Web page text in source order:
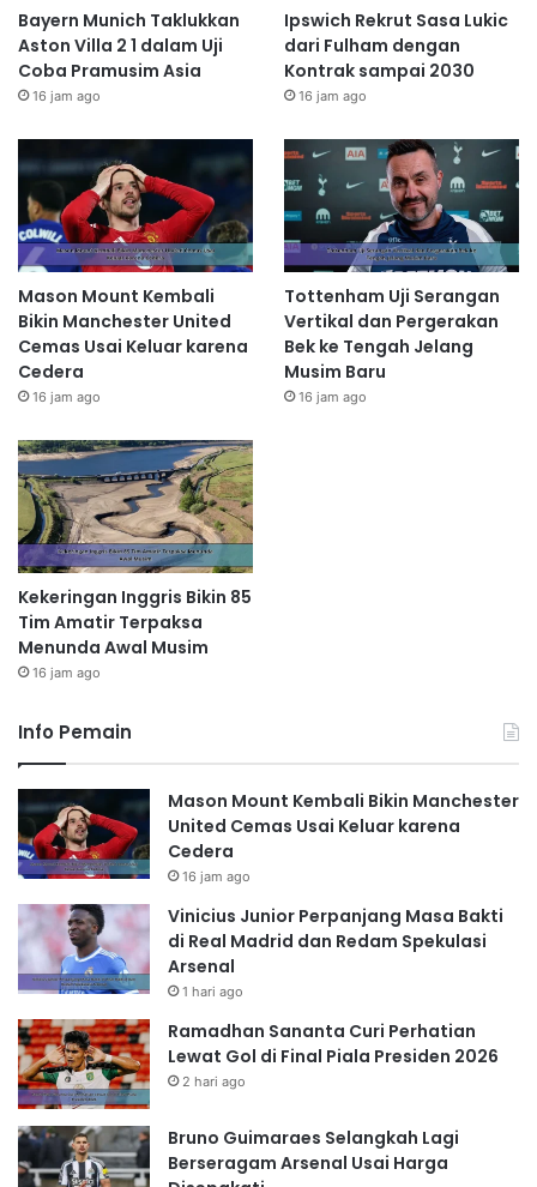
Bayern Munich Taklukkan
Aston Villa 2 1 dalam Uji
Coba Pramusim Asia
16 jam ago
Ipswich Rekrut Sasa Lukic
dari Fulham dengan
Kontrak sampai 2030
16 jam ago
Mason Mount Kembali
Bikin Manchester United
Cemas Usai Keluar karena
Cedera
16 jam ago
Tottenham Uji Serangan
Vertikal dan Pergerakan
Bek ke Tengah Jelang
Musim Baru
16 jam ago
Kekeringan Inggris Bikin 85
Tim Amatir Terpaksa
Menunda Awal Musim
16 jam ago
Info Pemain
Mason Mount Kembali Bikin Manchester
United Cemas Usai Keluar karena
Cedera
16 jam ago
Vinicius Junior Perpanjang Masa Bakti
di Real Madrid dan Redam Spekulasi
Arsenal
1 hari ago
Ramadhan Sananta Curi Perhatian
Lewat Gol di Final Piala Presiden 2026
2 hari ago
Bruno Guimaraes Selangkah Lagi
Berseragam Arsenal Usai Harga